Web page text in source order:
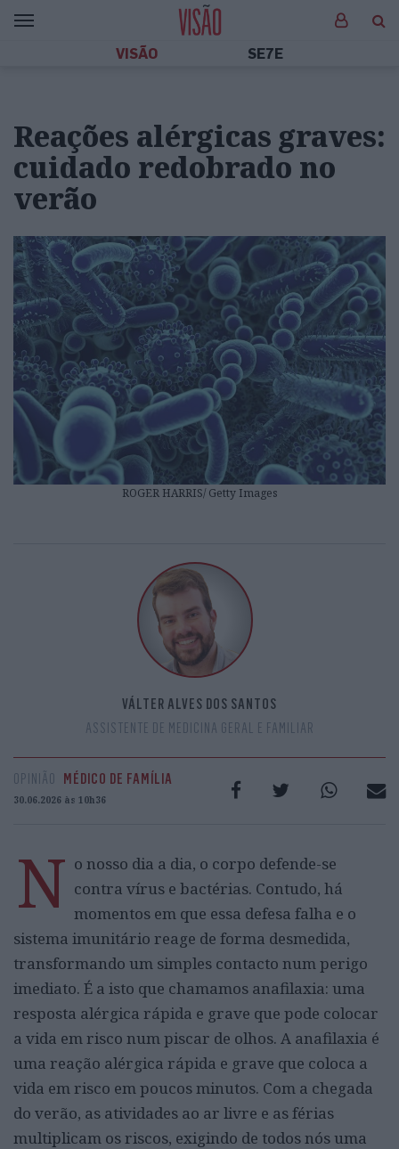
VISÃO SE7E
Reações alérgicas graves:
cuidado redobrado no
verão
ROGER HARRIS/ Getty Images
VÁLTER ALVES DOS SANTOS
ASSISTENTE DE MEDICINA GERAL E FAMILIAR
OPINIÃO MÉDICO DE FAMÍLIA
30.06.2026 às 10h36
N o nosso dia a dia, o corpo defende-se
contra vírus e bactérias. Contudo, há
momentos em que essa defesa falha e o
sistema imunitário reage de forma desmedida,
transformando um simples contacto num perigo
imediato. É a isto que chamamos anafilaxia: uma
resposta alérgica rápida e grave que pode colocar
a vida em risco num piscar de olhos. A anafilaxia é
uma reação alérgica rápida e grave que coloca a
vida em risco em poucos minutos. Com a chegada
do verão, as atividades ao ar livre e as férias
multiplicam os riscos, exigindo de todos nós uma